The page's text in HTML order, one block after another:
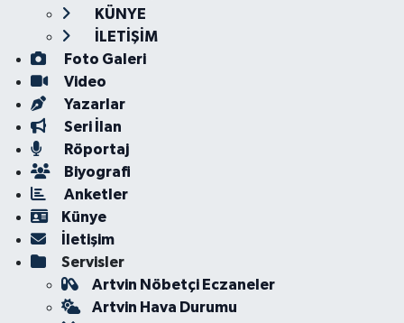
KÜNYE
İLETİŞİM
Foto Galeri
Video
Yazarlar
Seri İlan
Röportaj
Biyografi
Anketler
Künye
İletişim
Servisler
Artvin Nöbetçi Eczaneler
Artvin Hava Durumu